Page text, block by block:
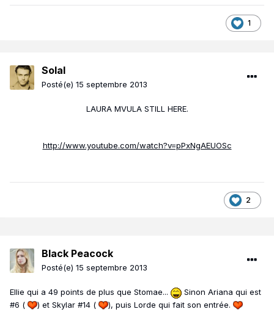
1
Solal
Posté(e) 15 septembre 2013
LAURA MVULA STILL HERE.
http://www.youtube.com/watch?v=pPxNgAEUOSc
2
Black Peacock
Posté(e) 15 septembre 2013
Ellie qui a 49 points de plus que Stomae...
Sinon Ariana qui est
#6 (
) et Skylar #14 ( ), puis Lorde qui fait son entrée.